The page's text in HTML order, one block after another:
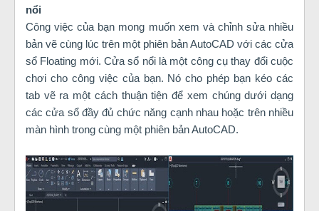
nổi
Công việc của bạn mong muốn xem và chỉnh sửa nhiều
bản vẽ cùng lúc trên một phiên bản AutoCAD với các cửa
sổ Floating mới. Cửa sổ nổi là một công cụ thay đổi cuộc
chơi cho công việc của bạn. Nó cho phép bạn kéo các
tab vẽ ra một cách thuận tiện để xem chúng dưới dạng
các cửa sổ đầy đủ chức năng cạnh nhau hoặc trên nhiều
màn hình trong cùng một phiên bản AutoCAD.